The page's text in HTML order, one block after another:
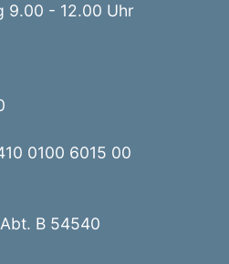
9.00 - 12.00 Uhr
0100 6015 00
B 54540